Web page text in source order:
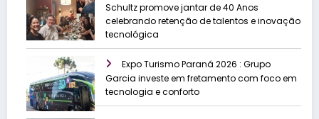
Schultz promove jantar de 40 Anos
celebrando retenção de talentos e inovação
tecnológica
Expo Turismo Paraná 2026 : Grupo
Garcia investe em fretamento com foco em
tecnologia e conforto